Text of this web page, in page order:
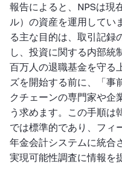
報告によると、NPSは現
ル）の資産を運用してい
る主な目的は、取引記録
し、投資に関する内部統
百万人の退職基金を守る
ズを開始する前に、「事
クチェーンの専門家や企
う求めます。この手順は
では標準的であり、フィ
年金会計システムに統合
実現可能性調査に情報を